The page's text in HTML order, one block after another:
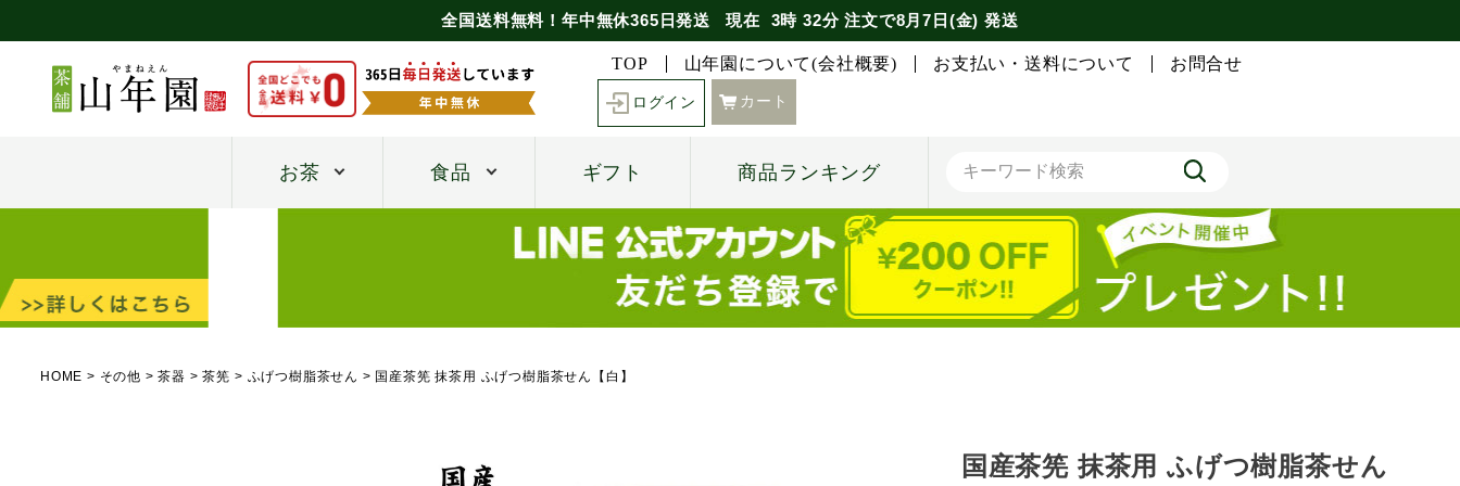
全国送料無料！年中無休365日発送 現在 3時 32分注文で8月7日(金) 発送
TOP 山年園について(会社概要) お支払い・送料について お問合せ
ログイン カート
お茶 食品 ギフト 商品ランキング
HOME その他 茶器 茶筅 ふげつ樹脂茶せん 国産茶筅 抹茶用 ふげつ樹脂茶せん【白】
国産茶筅 抹茶用 ふげつ樹脂茶せん